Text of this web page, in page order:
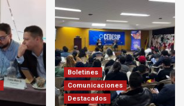
Boletines
Comunicaciones
Destacados